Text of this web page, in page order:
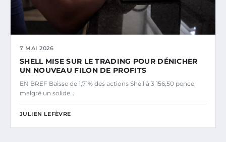
7 MAI 2026
SHELL MISE SUR LE TRADING POUR DÉNICHER
UN NOUVEAU FILON DE PROFITS
EN BREF Baisse de 1,71% des actions Shell à 3 156,50 pence,
malgré un solide…
JULIEN LEFÈVRE